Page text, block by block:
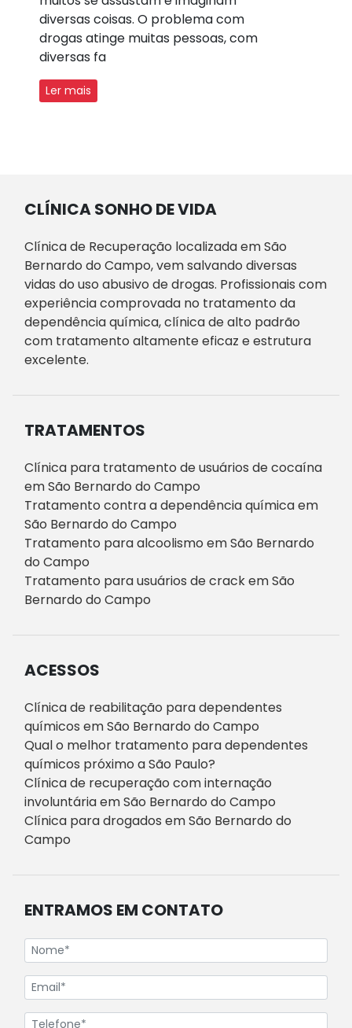
diversas coisas. O problema com
drogas atinge muitas pessoas, com
diversas fa
Ler mais
CLÍNICA SONHO DE VIDA
Clínica de Recuperação localizada em São
Bernardo do Campo, vem salvando diversas
vidas do uso abusivo de drogas. Profissionais com
experiência comprovada no tratamento da
dependência química, clínica de alto padrão
com tratamento altamente eficaz e estrutura
excelente.
TRATAMENTOS
Clínica para tratamento de usuários de cocaína
em São Bernardo do Campo
Tratamento contra a dependência química em
São Bernardo do Campo
Tratamento para alcoolismo em São Bernardo
do Campo
Tratamento para usuários de crack em São
Bernardo do Campo
ACESSOS
Clínica de reabilitação para dependentes
químicos em São Bernardo do Campo
Qual o melhor tratamento para dependentes
químicos próximo a São Paulo?
Clínica de recuperação com internação
involuntária em São Bernardo do Campo
Clínica para drogados em São Bernardo do
Campo
ENTRAMOS EM CONTATO